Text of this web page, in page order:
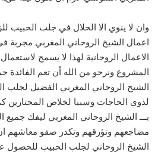
وان لا ينوي الا الحلال في جلب الحبيب
اعمال الشيخ الروحاني المغربي
الاعمال الروحانية لهذا لا يسمح
المشروع ونرجو من الله أن تعم الفائدة
الشيخ الروحاني المغربي الفضيل لجلب
لذوي الحاجات وسببا لخلاص المحتارين
بـــ الشيخ الروحاني المغربي ليفك
مضاجعهم وتؤرقهم وتكدر صفو معاشهم
الشيخ الروحاني لجلب الحبيب